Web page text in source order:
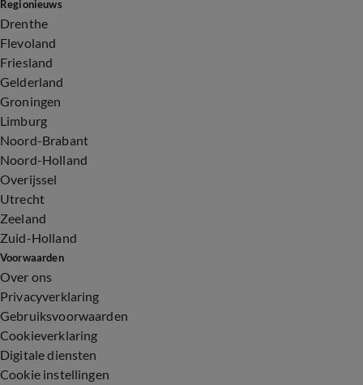
Regionieuws
Drenthe
Flevoland
Friesland
Gelderland
Groningen
Limburg
Noord-Brabant
Noord-Holland
Overijssel
Utrecht
Zeeland
Zuid-Holland
Voorwaarden
Over ons
Privacyverklaring
Gebruiksvoorwaarden
Cookieverklaring
Digitale diensten
Cookie instellingen